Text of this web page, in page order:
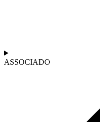
ASSOCIADO